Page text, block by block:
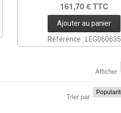
161,70 € TTC
Ajouter au panier
Référence : LEG060635
Afficher
Trier par